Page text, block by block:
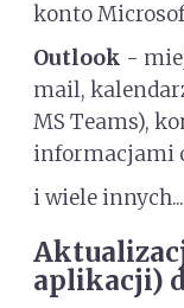
konto
Outlook -
mail,
MS Teams),
informacjami
i wiele innych...
aplikacji)